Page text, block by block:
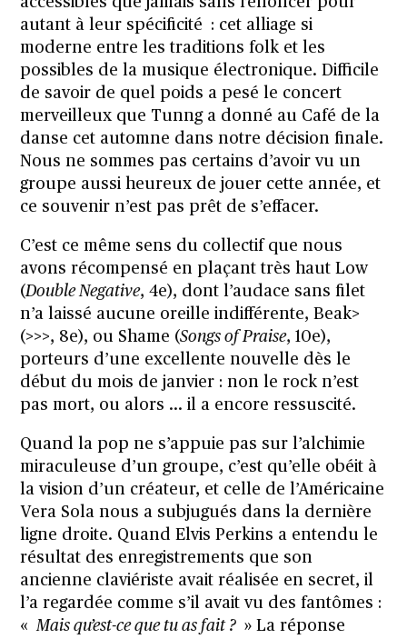
autant à leur spécificité : cet alliage si
moderne entre les traditions folk et les
possibles de la musique électronique. Difficile
de savoir de quel poids a pesé le concert
merveilleux que Tunng a donné au Café de la
danse cet automne dans notre décision finale.
Nous ne sommes pas certains d’avoir vu un
groupe aussi heureux de jouer cette année, et
ce souvenir n’est pas prêt de s’effacer.
C’est ce même sens du collectif que nous
avons récompensé en plaçant très haut Low
(Double Negative, 4e), dont l’audace sans filet
n’a laissé aucune oreille indifférente, Beak>
(>>>, 8e), ou Shame (Songs of Praise, 10e),
porteurs d’une excellente nouvelle dès le
début du mois de janvier : non le rock n’est
pas mort, ou alors … il a encore ressuscité.
Quand la pop ne s’appuie pas sur l’alchimie
miraculeuse d’un groupe, c’est qu’elle obéit à
la vision d’un créateur, et celle de l’Américaine
Vera Sola nous a subjugués dans la dernière
ligne droite. Quand Elvis Perkins a entendu le
résultat des enregistrements que son
ancienne claviériste avait réalisée en secret, il
l’a regardée comme s’il avait vu des fantômes :
«Mais qu’est-ce que tu as fait ? » La réponse